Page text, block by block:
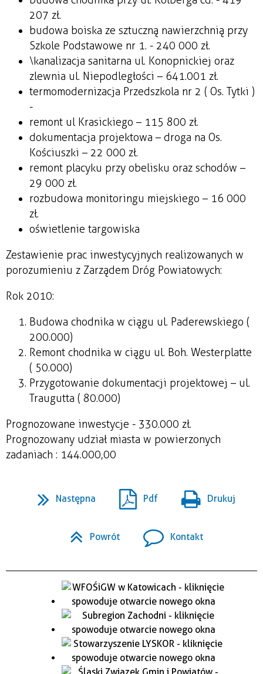
207 zł.
budowa boiska ze sztuczną nawierzchnią przy
Szkole Podstawowe nr 1. - 240 000 zł.
\kanalizacja sanitarna ul. Konopnickiej oraz
zlewnia ul. Niepodległości – 641.001 zł.
termomodernizacja Przedszkola nr 2 ( Os. Tytki )
-
remont ul Krasickiego – 115 800 zł.
dokumentacja projektowa – droga na Os.
Kościuszki – 22 000 zł.
remont placyku przy obelisku oraz schodów –
29 000 zł.
rozbudowa monitoringu miejskiego – 16 000
zł.
oświetlenie targowiska
Zestawienie prac inwestycyjnych realizowanych w
porozumieniu z Zarządem Dróg Powiatowych:
Rok 2010:
Budowa chodnika w ciągu ul. Paderewskiego (
200.000)
Remont chodnika w ciągu ul. Boh. Westerplatte
( 50.000)
Przygotowanie dokumentacji projektowej – ul.
Traugutta ( 80.000)
Prognozowane inwestycje - 330.000 zł.
Prognozowany udział miasta w powierzonych
zadaniach : 144.000,00
Następna Pdf Drukuj
Powrót Kontakt